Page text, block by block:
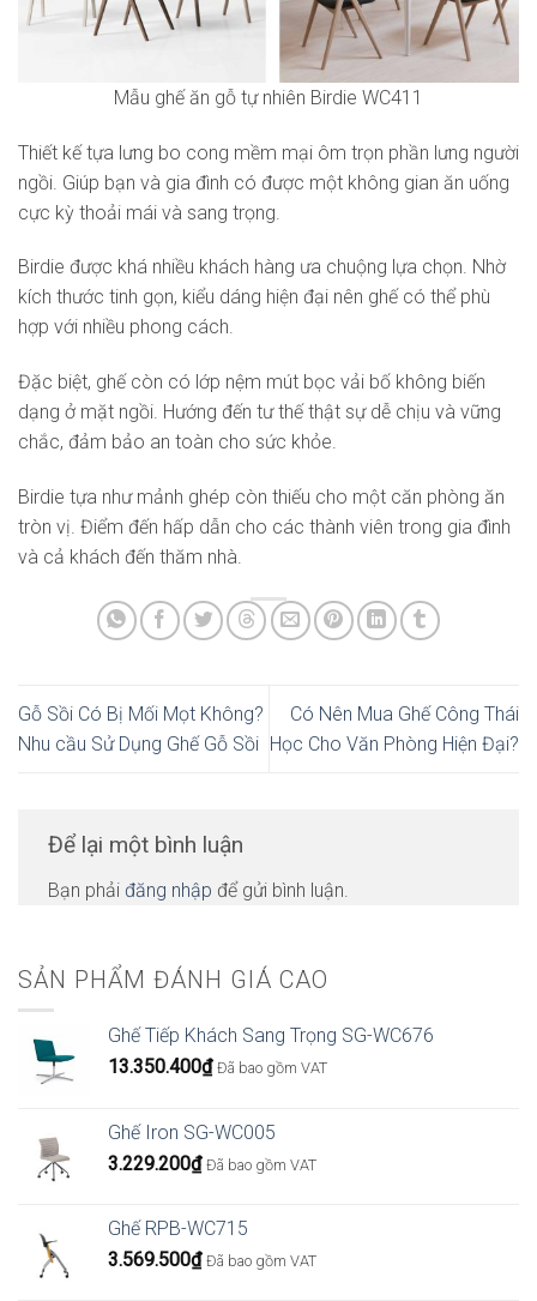
SẢN PHẨM ĐÁNH GIÁ CAO
Ghế Tiếp Khách Sang Trọng SG-WC676
13.350.400₫ Đã bao gồm VAT
Ghế Iron SG-WC005
3.229.200₫ Đã bao gồm VAT
Ghế RPB-WC715
3.569.500₫ Đã bao gồm VAT
Mẫu ghế ăn gỗ tự nhiên Birdie WC411
Thiết kế tựa lưng bo cong mềm mại ôm trọn phần lưng người
ngồi. Giúp bạn và gia đình có được một không gian ăn uống
cực kỳ thoải mái và sang trọng.
Birdie được khá nhiều khách hàng ưa chuộng lựa chọn. Nhờ
kích thước tinh gọn, kiểu dáng hiện đại nên ghế có thể phù
hợp với nhiều phong cách.
Đặc biệt, ghế còn có lớp nệm mút bọc vải bố không biến
dạng ở mặt ngồi. Hướng đến tư thế thật sự dễ chịu và vững
chắc, đảm bảo an toàn cho sức khỏe.
Birdie tựa như mảnh ghép còn thiếu cho một căn phòng ăn
tròn vị. Điểm đến hấp dẫn cho các thành viên trong gia đình
và cả khách đến thăm nhà.
Gỗ Sồi Có Bị Mối Mọt Không?
Nhu cầu Sử Dụng Ghế Gỗ Sồi
Có Nên Mua Ghế Công Thái
Học Cho Văn Phòng Hiện Đại?
Để lại một bình luận
Bạn phải đăng nhập để gửi bình luận.